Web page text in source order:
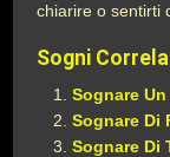
chiarire o sentirti
Sogni
Sognare
Sognare Di
Sognare Di